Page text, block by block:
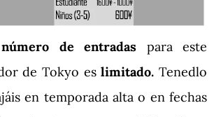
número de entradas para este
de Tokyo eslimitado. Tenedlo
en temporada alta o en fechas